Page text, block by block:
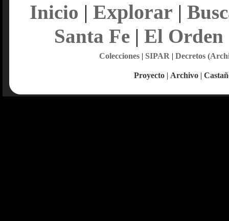
Inicio | Explorar |
Santa Fe| El Orden
Colecciones| SIPAR | Decretos
Proyecto | Archivo |